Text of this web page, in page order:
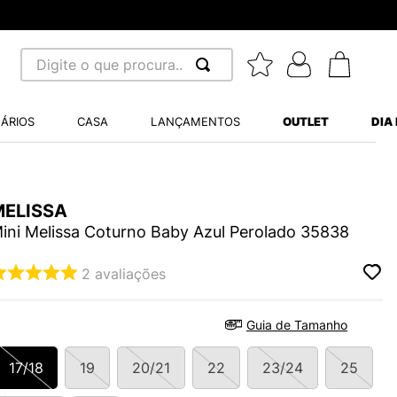
Digite o que procura...
CASA LANÇAMENTOS OUTLET DIA
Melissa Coturno Baby Azul Perolado 35838
2 avaliações
Guia de Tamanho
17/18 19 20/21 22 23/24 25
BALANCE 530
BABY
VANS ULTRARANGE